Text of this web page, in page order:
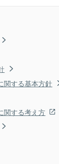
関する基本方針
関する考え方